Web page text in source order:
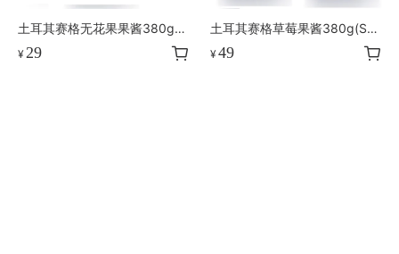
土耳其赛格无花果果酱380g
(Figs)
¥ 29
土耳其赛格草莓果酱380g(Str
awberry)
¥49